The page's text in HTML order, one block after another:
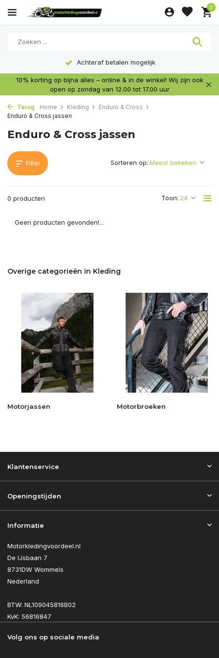
0
Achteraf betalen mogelijk
10% korting op bijna alles – online & in de winkel! Wij zijn ook
open op zondag van 12.00 tot 17.00 uur
Terug Home Kleding
Enduro & Cross
Enduro & Cross jassen
Enduro & Cross jassen
Filter
0 producten Toon:
Sorteren op:
Geen producten gevonden!...
Overige categorieën in Kleding
Motorjassen Motorbroeken
Klantenservice
Openingstijden
Informatie
Motorkledingvoordeel.nl
De IJsbaan 7
8731DW Wommels
Nederland
BTW: NL109045816B02
KvK: 56816847
Volg ons op sociale media